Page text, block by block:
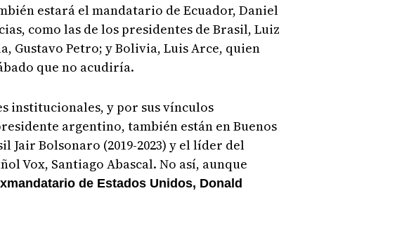
estará el mandatario de Ecuador, Daniel
como las de los presidentes de Brasil, Luiz
Gustavo Petro; y Bolivia, Luis Arce, quien
que no acudiría.
institucionales, y por sus vínculos
argentino, también están en Buenos
Jair Bolsonaro (2019-2023) y el líder del
Vox, Santiago Abascal. No así, aunque
de Estados Unidos, Donald